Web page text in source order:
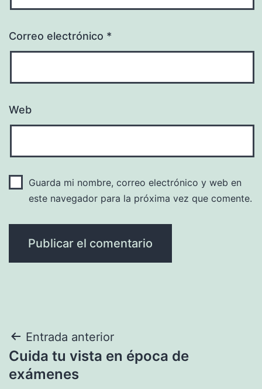
Correo electrónico *
Web
Guarda mi nombre, correo electrónico y web en
este navegador para la próxima vez que comente.
Navegación
de
Entrada anterior
Cuida tu vista en época de
exámenes